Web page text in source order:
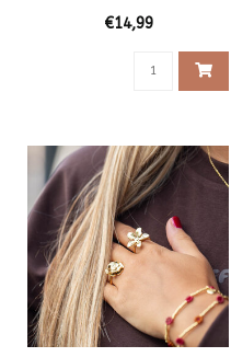
€14,99